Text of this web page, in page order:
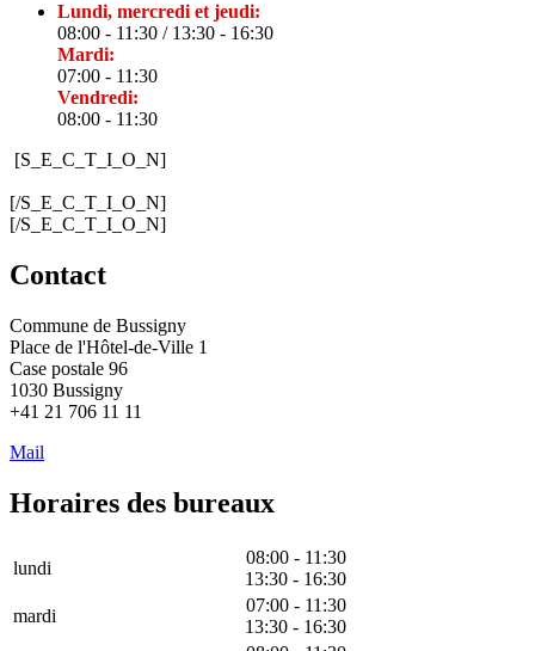
Lundi, mercredi et jeudi:
08:00 - 11:30 / 13:30 - 16:30
Mardi:
07:00 - 11:30
Vendredi:
08:00 - 11:30
[S_E_C_T_I_O_N]
[/S_E_C_T_I_O_N]
[/S_E_C_T_I_O_N]
Contact
Commune de Bussigny
Place de l'Hôtel-de-Ville 1
Case postale 96
1030 Bussigny
+41 21 706 11 11
Mail
Horaires des bureaux
lundi
08:00 - 11:30
13:30 - 16:30
mardi
07:00 - 11:30
13:30 - 16:30